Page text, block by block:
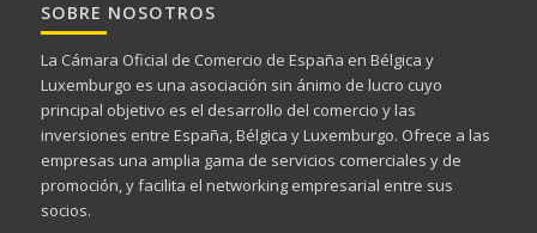
SOBRE NOSOTROS
La Cámara Oficial de Comercio de España en Bélgica y
Luxemburgo es una asociación sin ánimo de lucro cuyo
principal objetivo es el desarrollo del comercio y las
inversiones entre España, Bélgica y Luxemburgo. Ofrece a las
empresas una amplia gama de servicios comerciales y de
promoción, y facilita el networking empresarial entre sus
socios.